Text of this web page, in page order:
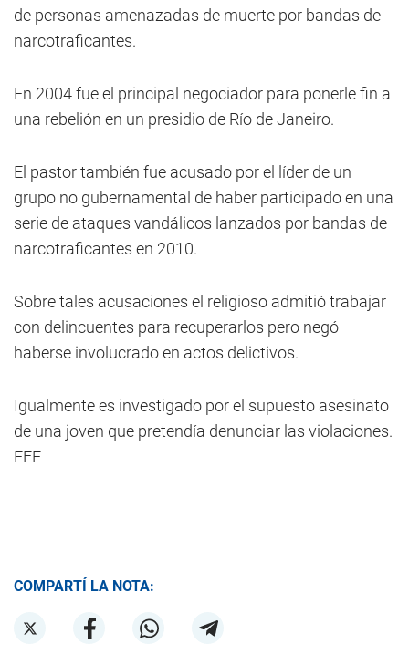
de personas amenazadas de muerte por bandas de
narcotraficantes.
En 2004 fue el principal negociador para ponerle fin a
una rebelión en un presidio de Río de Janeiro.
El pastor también fue acusado por el líder de un
grupo no gubernamental de haber participado en una
serie de ataques vandálicos lanzados por bandas de
narcotraficantes en 2010.
Sobre tales acusaciones el religioso admitió trabajar
con delincuentes para recuperarlos pero negó
haberse involucrado en actos delictivos.
Igualmente es investigado por el supuesto asesinato
de una joven que pretendía denunciar las violaciones.
EFE
COMPARTÍ LA NOTA: